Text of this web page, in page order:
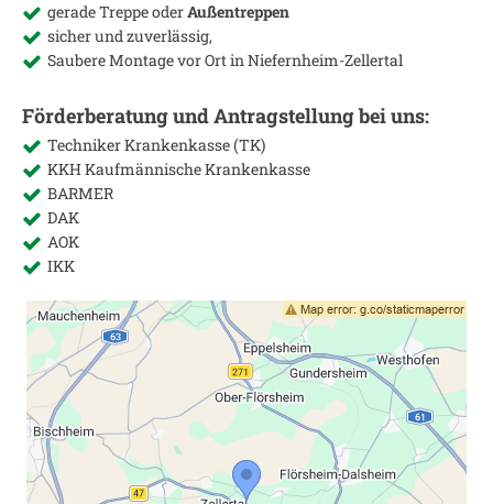
gerade Treppe oderAußentreppen
sicher und zuverlässig,
Saubere Montage vor Ort inNiefernheim-Zellertal
Förderberatung und Antragstellung bei uns:
Techniker Krankenkasse (TK)
KKH Kaufmännische Krankenkasse
BARMER
DAK
AOK
IKK